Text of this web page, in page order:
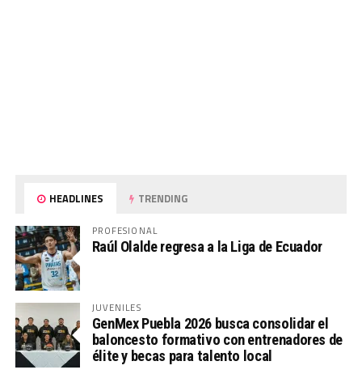
HEADLINES TRENDING
PROFESIONAL
Raúl Olalde regresa a la Liga de Ecuador
JUVENILES
GenMex Puebla 2026 busca consolidar el
baloncesto formativo con entrenadores de
élite y becas para talento local